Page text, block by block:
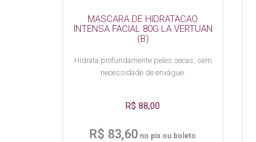
MASCARA DE HIDRATACAO
INTENSA FACIAL 80G LA VERTUAN
(B)
Hidrata profundamente peles secas, sem
necessidade de enxágue.
R$ 88,00
R$ 83,60 no pix ou boleto